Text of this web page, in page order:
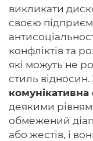
викликати
своєю
конфліктів та
які можуть не
стиль відносин.
комунікативна
деякими
обмежений
або жестів, і